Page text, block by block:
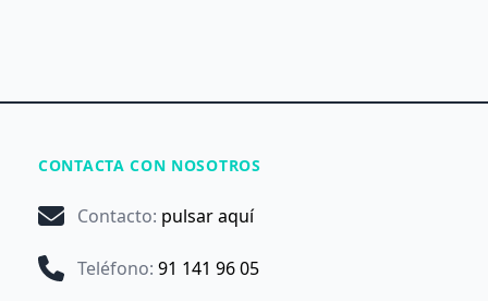
CONTACTA CON NOSOTROS
Contacto: pulsar aquí
Teléfono: 91 141 96 05